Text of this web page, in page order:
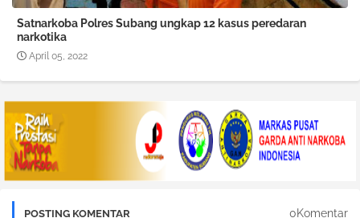
Satnarkoba Polres Subang ungkap 12 kasus peredaran
narkotika
April 05, 2022
POSTING KOMENTAR 0Komentar